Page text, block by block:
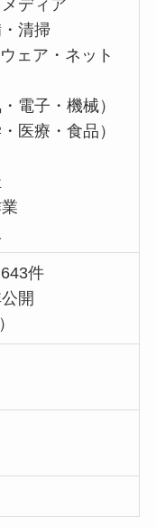
ディア
清掃
ェア・ネット
電子・機械）
医療・食品）
件
開